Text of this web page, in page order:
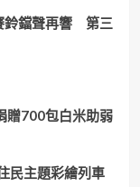
鈴鐺聲再響 第三
贈700包白米助弱
民主題彩繪列車